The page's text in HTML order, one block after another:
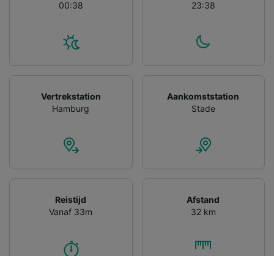
00:38 23:38
Vertrekstation
Hamburg
Aankomststation
Stade
Reistijd
Vanaf 33m
Afstand
32 km
Partnerlijst (derden)